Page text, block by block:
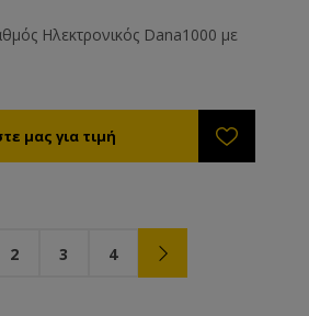
Ηλεκτρονικός Dana1000 με
2 3 4